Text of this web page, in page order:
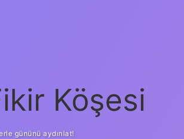
Köşesi
gününü aydınlat!